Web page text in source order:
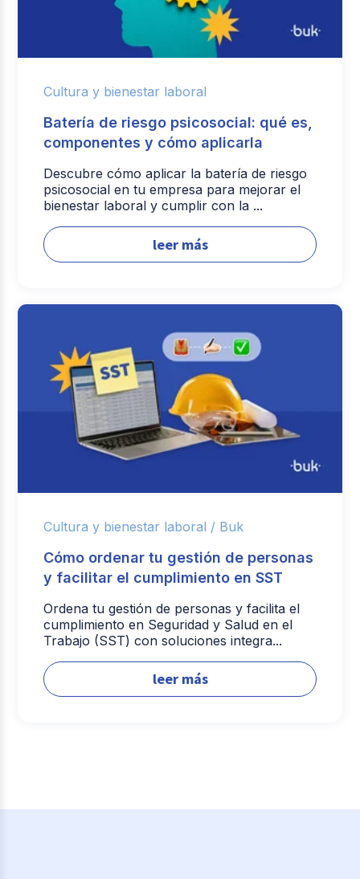
Cultura y bienestar laboral
Batería de riesgo psicosocial: qué es,
componentes y cómo aplicarla
Descubre cómo aplicar la batería de riesgo
psicosocial en tu empresa para mejorar el
bienestar laboral y cumplir con la ...
leer más
Cultura y bienestar laboral / Buk
Cómo ordenar tu gestión de personas
y facilitar el cumplimiento en SST
Ordena tu gestión de personas y facilita el
cumplimiento en Seguridad y Salud en el
Trabajo (SST) con soluciones integra...
leer más